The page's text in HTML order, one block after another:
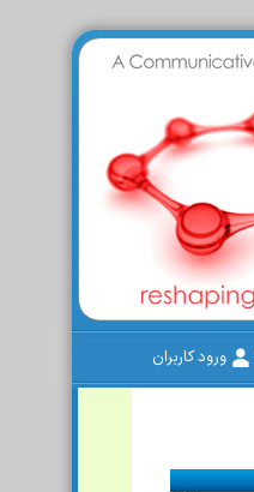
ورود کاربران